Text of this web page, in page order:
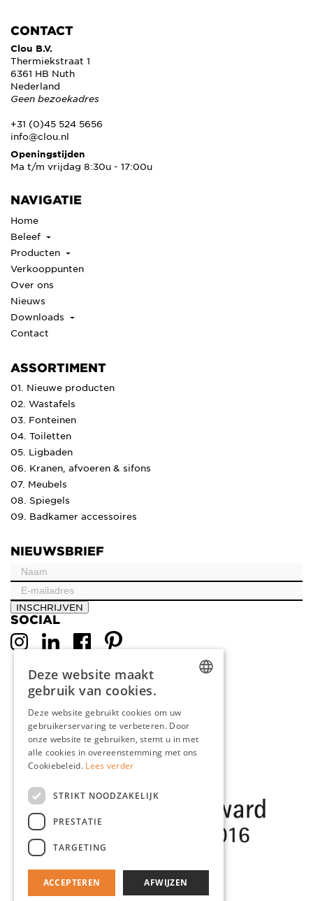
CONTACT
Clou B.V.
Thermiekstraat 1
6361 HB Nuth
Nederland
Geen bezoekadres
+31 (0)45 524 5656
info@clou.nl
Openingstijden
Ma t/m vrijdag 8:30u - 17:00u
NAVIGATIE
Home
Beleef
Producten
Verkooppunten
Over ons
Nieuws
Downloads
Contact
ASSORTIMENT
01. Nieuwe producten
02. Wastafels
03. Fonteinen
04. Toiletten
05. Ligbaden
06. Kranen, afvoeren & sifons
07. Meubels
08. Spiegels
09. Badkamer accessoires
NIEUWSBRIEF
INSCHRIJVEN
SOCIAL
ENGLISH
FRENCH
Deze website maakt
gebruik van cookies.
Deze website gebruikt cookies om uw
gebruikerservaring te verbeteren. Door
onze website te gebruiken, stemt u in met
alle cookies in overeenstemming met ons
Cookiebeleid. Lees verder
STRIKT NOODZAKELIJK
PRESTATIE
TARGETING
ACCEPTEREN AFWIJZEN